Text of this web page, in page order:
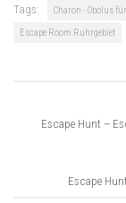
Tags: Charon - Obolus
Escape Room Ruhrgebiet
Escape Hunt –
Escape